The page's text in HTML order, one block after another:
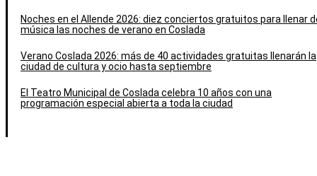
Noches en el Allende 2026: diez conciertos gratuitos para llenar
música las noches de verano en Coslada
Verano Coslada 2026: más de 40 actividades gratuitas llenarán la
ciudad de cultura y ocio hasta septiembre
El Teatro Municipal de Coslada celebra 10 años con una
programación especial abierta a toda la ciudad